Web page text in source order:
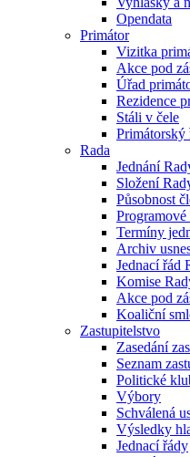
Opendata
Primátor
Vizitka
Akce pod
Úřad
Rezidence
Stáli v čele
Primátorský
Rada
Jednání
Složení
Působnost
Termíny
Archiv
Jednací řád
Komise
Akce pod
Koaliční
Zastupitelstvo
Zasedání
Seznam
Politické
Výbory
Schválená
Výsledky
Jednací řády